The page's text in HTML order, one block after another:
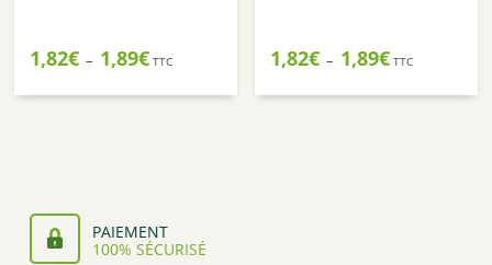
1,82€ – 1,89€Plage
prix :
TTC 1,82€ – 1,89€Plage
prix :
TTC
PAIEMENT
100% SÉCURISÉ